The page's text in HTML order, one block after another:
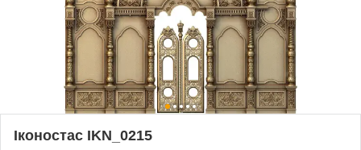
Іконостас IKN_0215